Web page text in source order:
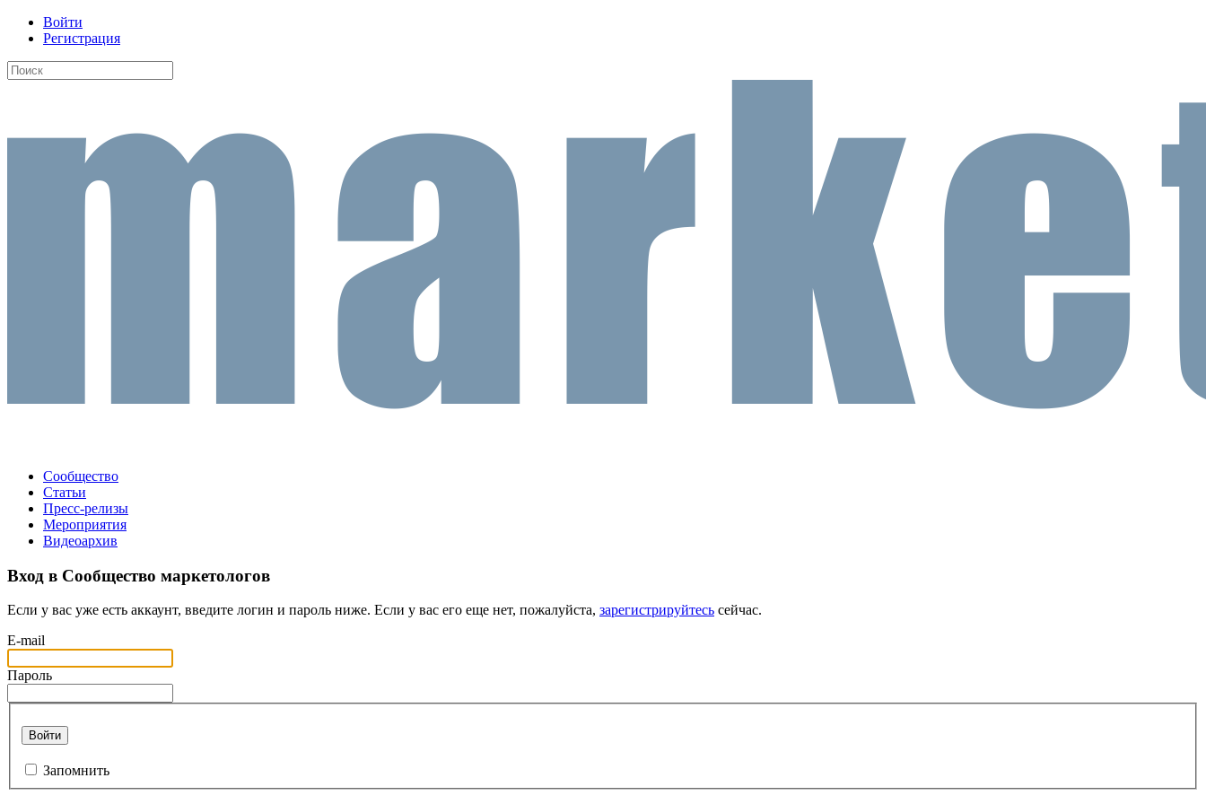
Войти
Регистрация
Сообщество
Статьи
Пресс-релизы
Мероприятия
Видеоархив
Вход в Сообщество маркетологов
Если у вас уже есть аккаунт, введите логин и пароль ниже. Если у вас его еще нет, пожалуйста, зарегистрируйтесь сейчас.
E-mail
Пароль
Войти
Запомнить